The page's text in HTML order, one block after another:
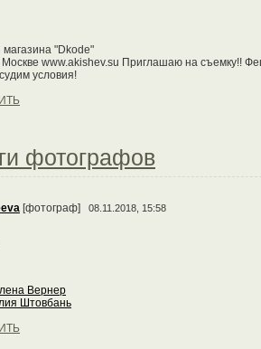
"Dkode"
www.akishev.su Приглашаю на съемку!!
условия!
фотографов
[фотограф] 08.11.2018, 15:58
Вернер
Штовбань